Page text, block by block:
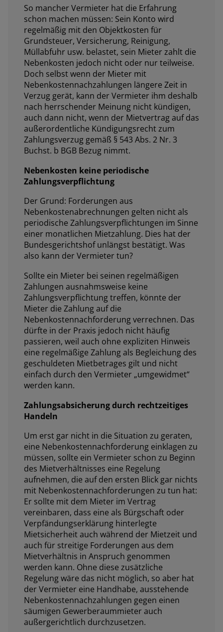
So mancher Vermieter hat die Erfahrung
schon machen müssen: Sein Konto wird
regelmäßig mit den Objektkosten für
Grundsteuer, Versicherung, Reinigung,
Müllabfuhr usw. belastet, sein Mieter zahlt die
Nebenkosten jedoch nicht oder nur teilweise.
Doch selbst wenn der Mieter mit
Nebenkostennachzahlungen längere Zeit in
Verzug gerät, kann der Vermieter ihm deshalb
nach herrschender Meinung nicht kündigen,
auch dann nicht, wenn der Mietvertrag auf das
außerordentliche Kündigungsrecht zum
Zahlungsverzug gemäß § 543 Abs. 2 Nr. 3
Buchst. b BGB Bezug nimmt.
Nebenkosten keine periodische
Zahlungsverpflichtung
Der Grund: Forderungen aus
Nebenkostenabrechnungen gelten nicht als
periodische Zahlungsverpflichtungen im Sinne
einer monatlichen Mietzahlung. Dies hat der
Bundesgerichtshof unlängst bestätigt. Was
also kann der Vermieter tun?
Sollte ein Mieter bei seinen regelmäßigen
Zahlungen ausnahmsweise keine
Zahlungsverpflichtung treffen, könnte der
Mieter die Zahlung auf die
Nebenkostennachforderung verrechnen. Das
dürfte in der Praxis jedoch nicht häufig
passieren, weil auch ohne expliziten Hinweis
eine regelmäßige Zahlung als Begleichung des
geschuldeten Mietbetrages gilt und nicht
einfach durch den Vermieter „umgewidmet“
werden kann.
Zahlungsabsicherung durch rechtzeitiges
Handeln
Um erst gar nicht in die Situation zu geraten,
eine Nebenkostennachforderung einklagen zu
müssen, sollte ein Vermieter schon zu Beginn
des Mietverhältnisses eine Regelung
aufnehmen, die auf den ersten Blick gar nichts
mit Nebenkostennachforderungen zu tun hat:
Er sollte mit dem Mieter im Vertrag
vereinbaren, dass eine als Bürgschaft oder
Verpfändungserklärung hinterlegte
Mietsicherheit auch während der Mietzeit und
auch für streitige Forderungen aus dem
Mietverhältnis in Anspruch genommen
werden kann. Ohne diese zusätzliche
Regelung wäre das nicht möglich, so aber hat
der Vermieter eine Handhabe, ausstehende
Nebenkostennachzahlungen gegen einen
säumigen Gewerberaummieter auch
außergerichtlich durchzusetzen.